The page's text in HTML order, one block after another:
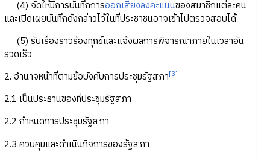
(4) จัดให้มีการบันทึกการออกเสียงลงคะแนนของสมาชิกแต่ละคน
และเปิดเผยบันทึกดังกล่าวไว้ในที่ประชาชนอาจเข้าไปตรวจสอบได้
(5) รับเรื่องราวร้องทุกข์และแจ้งผลการพิจารณาภายในเวลาอัน
รวดเร็ว
2. อำนาจหน้าที่ตามข้อบังคับการประชุมรัฐสภา[3]
2.1 เป็นประธานของที่ประชุมรัฐสภา
2.2 กำหนดการประชุมรัฐสภา
2.3 ควบคุมและดำเนินกิจการของรัฐสภา